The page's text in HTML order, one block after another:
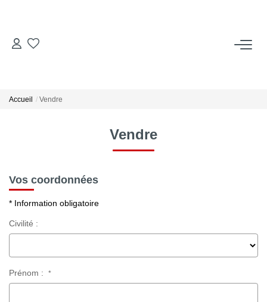
LOUER
Accueil Vendre
Vendre
Vos coordonnées
* Information obligatoire
Civilité :
Prénom : *